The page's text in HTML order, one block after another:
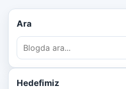
Ara
Hedefimiz